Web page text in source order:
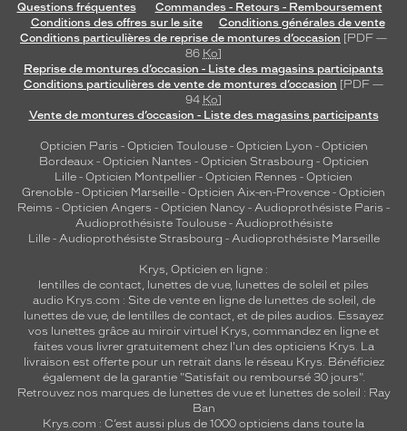
Questions fréquentes
Commandes - Retours - Remboursement
Conditions des offres sur le site
Conditions générales de vente
Conditions particulières de reprise de montures d’occasion [PDF —
86 Ko]
Reprise de montures d’occasion - Liste des magasins participants
Conditions particulières de vente de montures d’occasion [PDF —
94 Ko]
Vente de montures d’occasion - Liste des magasins participants
Opticien Paris - Opticien Toulouse- Opticien Lyon - Opticien
Bordeaux- Opticien Nantes - Opticien Strasbourg - Opticien
Lille - Opticien Montpellier - Opticien Rennes - Opticien
Grenoble - Opticien Marseille - Opticien Aix-en-Provence - Opticien
Reims - Opticien Angers - Opticien Nancy - Audioprothésiste Paris -
Audioprothésiste Toulouse- Audioprothésiste
Lille- Audioprothésiste Strasbourg - Audioprothésiste Marseille
Krys, Opticien en ligne :
lentilles de contact, lunettes de vue, lunettes de soleil et piles
audio Krys.com : Site de vente en ligne de lunettes de soleil, de
lunettes de vue, de lentilles de contact, et de piles audios. Essayez
vos lunettes grâce au miroir virtuel Krys, commandez en ligne et
faites vous livrer gratuitement chez l'un des opticiens Krys. La
livraison est offerte pour un retrait dans le réseau Krys. Bénéficiez
également de la garantie "Satisfait ou remboursé 30 jours".
Retrouvez nos marques de lunettes de vue et lunettes de soleil : Ray
Ban
Krys.com : C’est aussi plus de 1000 opticiens dans toute la